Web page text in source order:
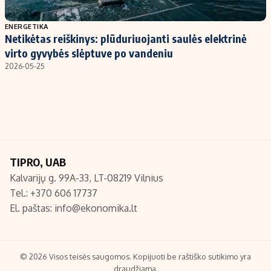
Populiarios temos
Investavimas
Akcijų rinka
Titulinis
Nedarbo išmokos skaičiuoklė
Redakcija
Turinio žymėjimo taisyklės
ENERGETIKA
Netikėtas reiškinys: plūduriuojanti saulės elektrinė
virto gyvybės slėptuve po vandeniu
2026-05-25
TIPRO, UAB
Kalvarijų g. 99A-33, LT-08219 Vilnius
Tel.: +370 606 17737
El. paštas: info@ekonomika.lt
© 2026 Visos teisės saugomos. Kopijuoti be raštiško sutikimo yra
draudžiama.